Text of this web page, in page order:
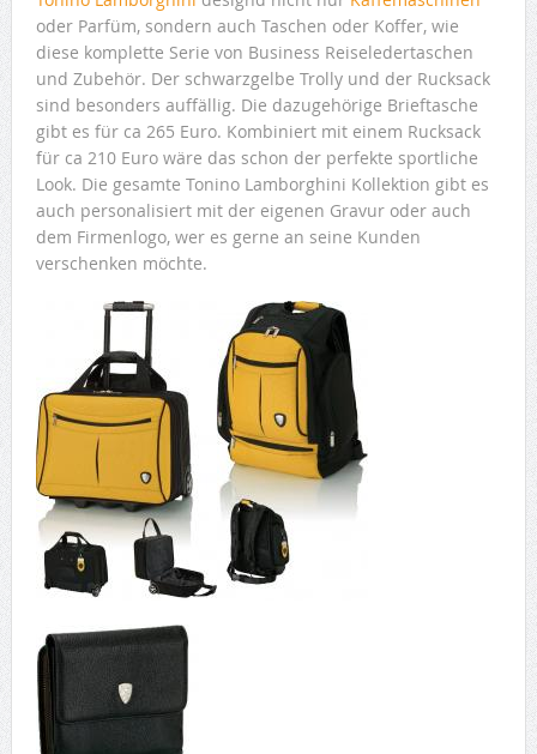
oder Parfüm, sondern auch Taschen oder Koffer, wie
diese komplette Serie von Business Reiseledertaschen
und Zubehör. Der schwarzgelbe Trolly und der Rucksack
sind besonders auffällig. Die dazugehörige Brieftasche
gibt es für ca 265 Euro. Kombiniert mit einem Rucksack
für ca 210 Euro wäre das schon der perfekte sportliche
Look. Die gesamte Tonino Lamborghini Kollektion gibt es
auch personalisiert mit der eigenen Gravur oder auch
dem Firmenlogo, wer es gerne an seine Kunden
verschenken möchte.